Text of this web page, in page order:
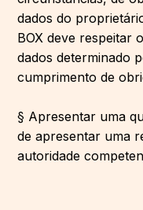
dados do
BOX deve respeitar
dados determinado
cumprimento de
§ Apresentar uma
de apresentar uma
autoridade